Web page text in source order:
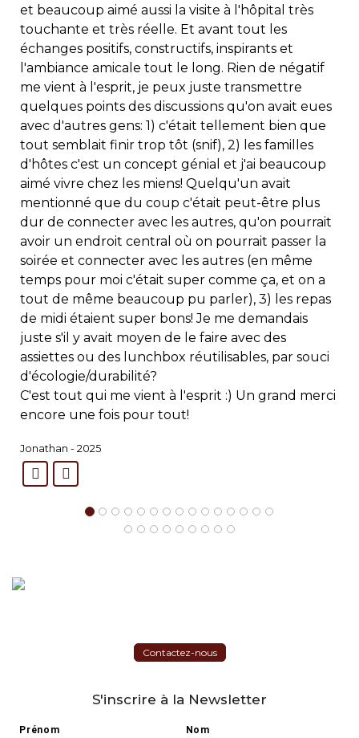
et beaucoup aimé aussi la visite à l'hôpital très
touchante et très réelle. Et avant tout les
échanges positifs, constructifs, inspirants et
l'ambiance amicale tout le long. Rien de négatif
me vient à l'esprit, je peux juste transmettre
quelques points des discussions qu'on avait eues
avec d'autres gens: 1) c'était tellement bien que
tout semblait finir trop tôt (snif), 2) les familles
d'hôtes c'est un concept génial et j'ai beaucoup
aimé vivre chez les miens! Quelqu'un avait
mentionné que du coup c'était peut-être plus
dur de connecter avec les autres, qu'on pourrait
avoir un endroit central où on pourrait passer la
soirée et connecter avec les autres (en même
temps pour moi c'était super comme ça, et on a
tout de même beaucoup pu parler), 3) les repas
de midi étaient super bons! Je me demandais
juste s'il y avait moyen de le faire avec des
assiettes ou des lunchbox réutilisables, par souci
d'écologie/durabilité?
C'est tout qui me vient à l'esprit :) Un grand merci
encore une fois pour tout!
Jonathan - 2025
Contactez-nous
S'inscrire à la Newsletter